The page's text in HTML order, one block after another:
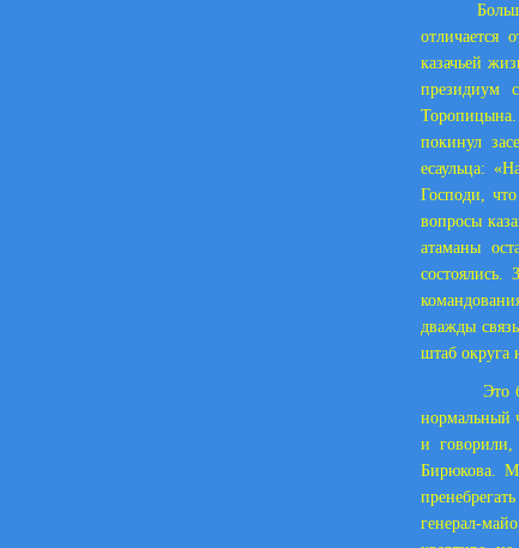
отличается
казачьей
президиум
Торопицына.
покинул
есаульца:
Господи,
вопросы
атаманы
дважды
штаб округа
Это
нормальный
и говорили,
Бирюкова.
генерал-